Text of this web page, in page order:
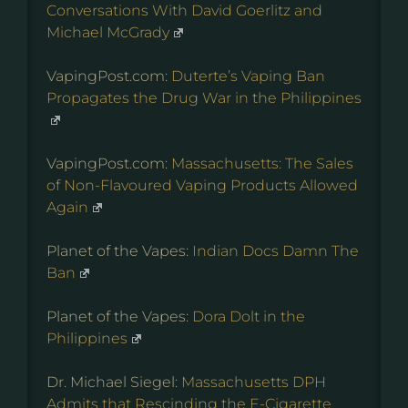
Conversations With David Goerlitz and
Michael McGrady
VapingPost.com: Duterte’s Vaping Ban
Propagates the Drug War in the Philippines
VapingPost.com: Massachusetts: The Sales
of Non-Flavoured Vaping Products Allowed
Again
Planet of the Vapes: Indian Docs Damn The
Ban
Planet of the Vapes: Dora Dolt in the
Philippines
Dr. Michael Siegel: Massachusetts DPH
Admits that Rescinding the E-Cigarette